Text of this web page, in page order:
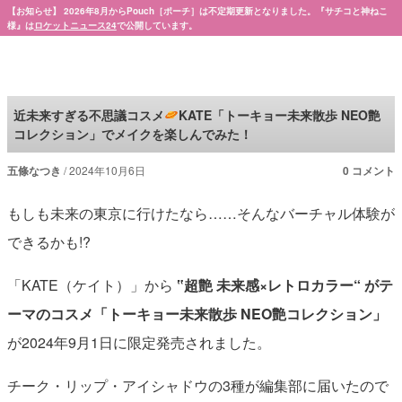
【お知らせ】 2026年8月からPouch［ポーチ］は不定期更新となりました。『サチコと神ねこ
様』はロケットニュース24で公開しています。
近未来すぎる不思議コスメ
KATE「トーキョー未来散歩 NEO艶
コレクション」でメイクを楽しんでみた！
五條なつき 2024年10月6日 0 コメント
もしも未来の東京に行けたなら……そんなバーチャル体験が
できるかも!?
「KATE（ケイト）」から ‟超艶 未来感×レトロカラー“ がテ
ーマのコスメ「トーキョー未来散歩 NEO艶コレクション」
が2024年9月1日に限定発売されました。
チーク・リップ・アイシャドウの3種が編集部に届いたので